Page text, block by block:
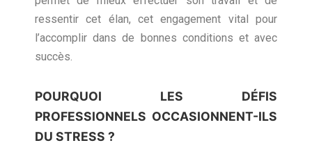
ressentir cet élan, cet engagement vital pour
l’accomplir dans de bonnes conditions et avec
succès.
POURQUOI LES DÉFIS
PROFESSIONNELS OCCASIONNENT-ILS
DU STRESS ?